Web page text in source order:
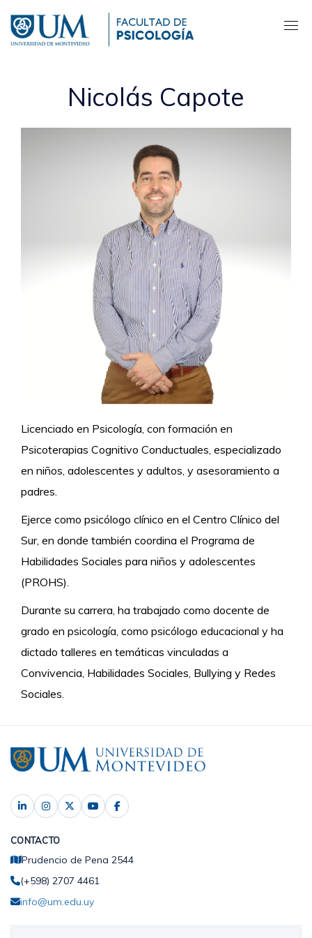
contenido
principal
Nicolás Capote
Licenciado en Psicología, con formación en
Psicoterapias Cognitivo Conductuales, especializado
en niños, adolescentes y adultos, y asesoramiento a
padres.
Ejerce como psicólogo clínico en el Centro Clínico del
Sur, en donde también coordina el Programa de
Habilidades Sociales para niños y adolescentes
(PROHS).
Durante su carrera, ha trabajado como docente de
grado en psicología, como psicólogo educacional y ha
dictado talleres en temáticas vinculadas a
Convivencia, Habilidades Sociales, Bullying y Redes
Sociales.
CONTACTO
Prudencio de Pena 2544
(+598) 2707 4461
info@um.edu.uy